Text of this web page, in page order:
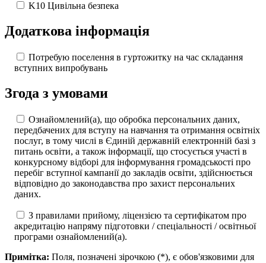
K10 Цивільна безпека
Додаткова інформація
Потребую поселення в гуртожитку на час складання
вступних випробувань
Згода з умовами
Ознайомлений(а), що обробка персональних даних,
передбачених для вступу на навчання та отримання освітніх
послуг, в тому числі в Єдиній державній електронній базі з
питань освіти, а також інформації, що стосується участі в
конкурсному відборі для інформування громадськості про
перебіг вступної кампанії до закладів освіти, здійснюється
відповідно до законодавства про захист персональних
даних.
З правилами прийому, ліцензією та сертифікатом про
акредитацію напряму підготовки / спеціальності / освітньої
програми ознайомлений(а).
Примітка: Поля, позначені зірочкою (*), є обов'язковими для